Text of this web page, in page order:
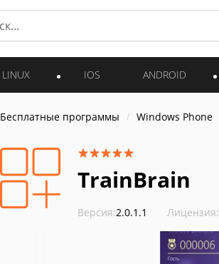
LINUX IOS ANDROID
Бесплатные программы Windows Phone
TrainBrain
Версия:2.0.1.1 Лицензия: